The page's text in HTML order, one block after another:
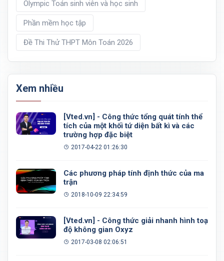
Olympic Toán sinh viên và học sinh
Phần mềm học tập
Đề Thi Thử THPT Môn Toán 2026
Xem nhiều
[Vted.vn] - Công thức tổng quát tính thể
tích của một khối tứ diện bất kì và các
trường hợp đặc biệt
2017-04-22 01:26:30
Các phương pháp tính định thức của ma
trận
2018-10-09 22:34:59
[Vted.vn] - Công thức giải nhanh hình toạ
độ không gian Oxyz
2017-03-08 02:06:51